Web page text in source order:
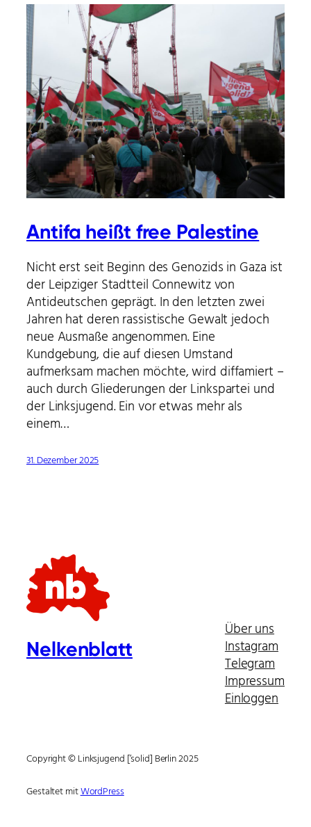
Antifa heißt free Palestine
Nicht erst seit Beginn des Genozids in Gaza ist
der Leipziger Stadtteil Connewitz von
Antideutschen geprägt. In den letzten zwei
Jahren hat deren rassistische Gewalt jedoch
neue Ausmaße angenommen. Eine
Kundgebung, die auf diesen Umstand
aufmerksam machen möchte, wird diffamiert –
auch durch Gliederungen der Linkspartei und
der Linksjugend. Ein vor etwas mehr als
einem…
31. Dezember 2025
Nelkenblatt
Über uns
Instagram
Telegram
Impressum
Einloggen
Copyright © Linksjugend [’solid] Berlin 2025
Gestaltet mitWordPress